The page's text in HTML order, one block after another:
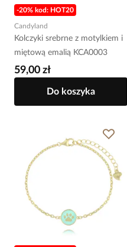
-20% kod: HOT20
Candyland
Kolczyki srebrne z motylkiem i
miętową emalią KCA0003
59,00 zł
Do koszyka